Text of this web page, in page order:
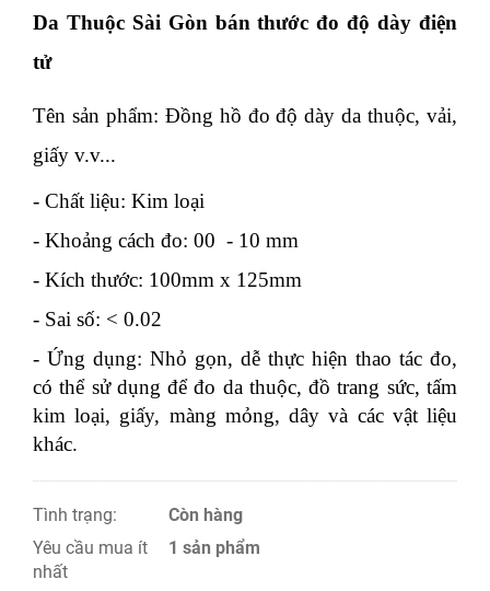
Da Thuộc Sài Gòn bán thước đo độ dày điện
tử
Tên sản phẩm: Đồng hồ đo độ dày da thuộc, vải,
giấy v.v...
- Chất liệu: Kim loại
- Khoảng cách đo: 00 - 10 mm
- Kích thước: 100mm x 125mm
- Sai số: < 0.02
- Ứng dụng: Nhỏ gọn, dễ thực hiện thao tác đo,
có thể sử dụng để đo da thuộc, đồ trang sức, tấm
kim loại, giấy, màng mỏng, dây và các vật liệu
khác.
Tình trạng:
Còn hàng
Yêu cầu mua ít
nhất
1 sản phẩm